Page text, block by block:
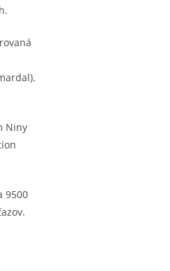
Niny
9500